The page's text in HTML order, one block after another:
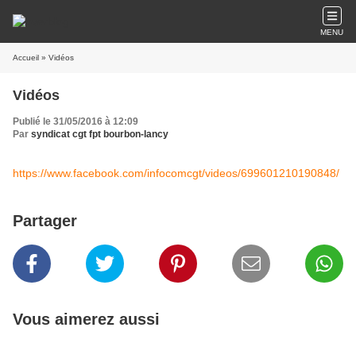
MENU
Accueil » Vidéos
Vidéos
Publié le 31/05/2016 à 12:09
Par syndicat cgt fpt bourbon-lancy
https://www.facebook.com/infocomcgt/videos/699601210190848/
Partager
Vous aimerez aussi